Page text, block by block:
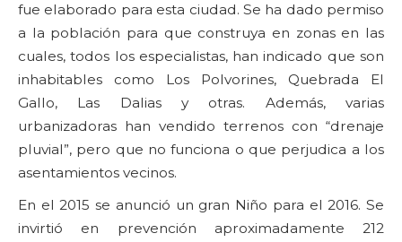
fue elaborado para esta ciudad. Se ha dado permiso
a la población para que construya en zonas en las
cuales, todos los especialistas, han indicado que son
inhabitables como Los Polvorines, Quebrada El
Gallo, Las Dalias y otras. Además, varias
urbanizadoras han vendido terrenos con “drenaje
pluvial”, pero que no funciona o que perjudica a los
asentamientos vecinos.
En el 2015 se anunció un gran Niño para el 2016. Se
invirtió en prevención aproximadamente 212